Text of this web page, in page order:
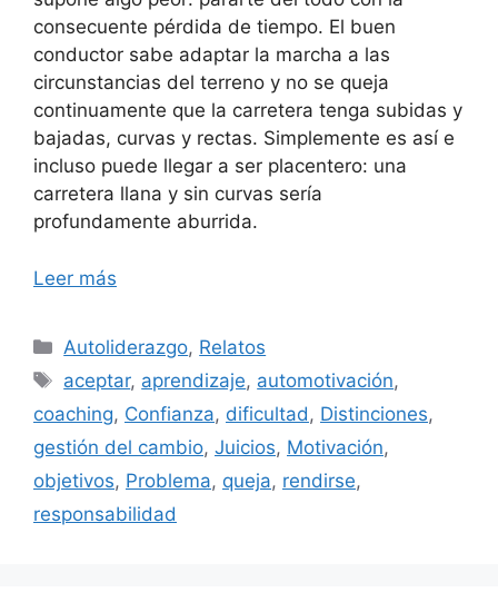
consecuente pérdida de tiempo. El buen
conductor sabe adaptar la marcha a las
circunstancias del terreno y no se queja
continuamente que la carretera tenga subidas y
bajadas, curvas y rectas. Simplemente es así e
incluso puede llegar a ser placentero: una
carretera llana y sin curvas sería
profundamente aburrida.
Leer más
Categorías
Autoliderazgo, Relatos
Etiquetas
aceptar, aprendizaje, automotivación,
coaching, Confianza, dificultad , Distinciones,
gestión del cambio, Juicios, Motivación,
objetivos, Problema, queja, rendirse,
responsabilidad